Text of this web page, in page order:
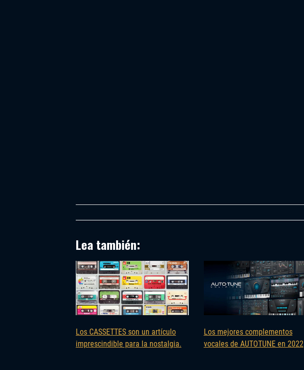
Lea también:
Los CASSETTES son un artículo
imprescindible para la nostalgia.
Los mejores complementos
vocales de AUTOTUNE en 2022